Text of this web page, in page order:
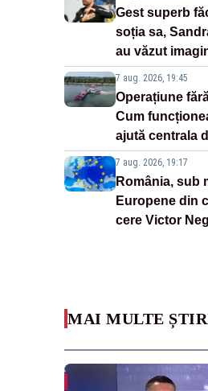
Gest superb
soția sa,
au văzut
7 aug. 2026, 19:45
Operațiune
Cum
ajută centrala
7 aug. 2026, 19:17
România, sub
Europene din
cere Victor
MAI MULTE